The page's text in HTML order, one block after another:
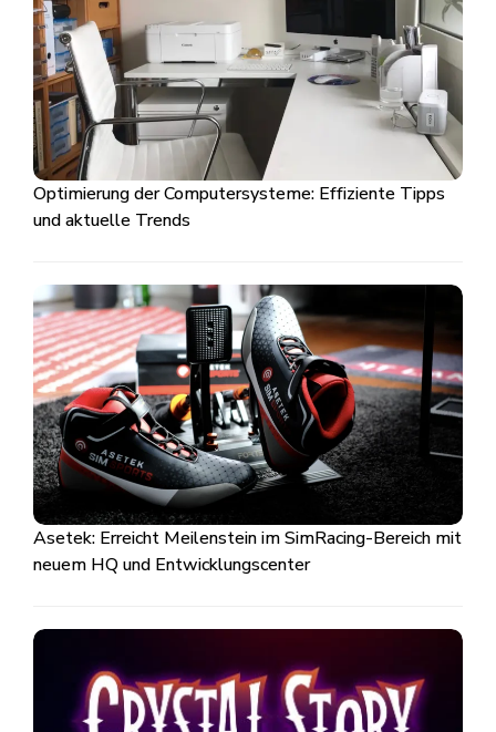
Optimierung der Computersysteme: Effiziente Tipps
und aktuelle Trends
Asetek: Erreicht Meilenstein im SimRacing-Bereich mit
neuem HQ und Entwicklungscenter